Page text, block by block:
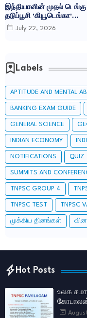
இந்தியாவின் முதல் டெங்கு
தடுப்பூசி 'கியூடெங்கா'
(Qdenga): TNPSC
AFFAIRS IN TAMIL JULY
July 22, 2026
Labels
APTITUDE AND MENTAL
BANKING EXAM GUIDE
GENERAL SCIENCE
INDIAN ECONOMY
NOTIFICATIONS QUIZ
SUMMITS AND
TNPSC GROUP 4
TNPSC TEST TNPSC
முக்கிய தினங்கள்
Hot Posts
உலக